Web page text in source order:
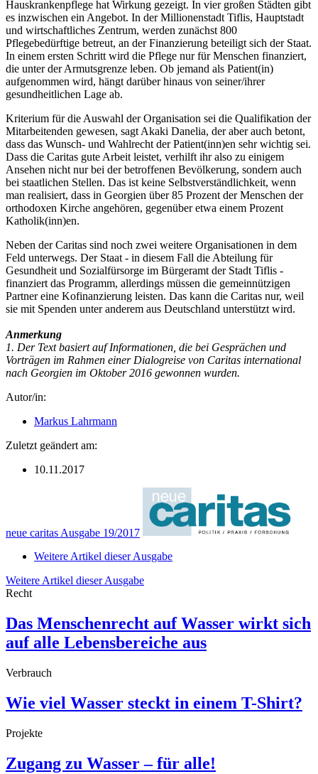
Hauskrankenpflege hat Wirkung gezeigt. In vier großen Städten gibt
es inzwischen ein Angebot. In der Millionenstadt Tiflis, Hauptstadt
und wirtschaftliches Zentrum, werden zunächst 800
Pflegebedürftige betreut, an der Finanzierung beteiligt sich der Staat.
In einem ersten Schritt wird die Pflege nur für Menschen finanziert,
die unter der Armutsgrenze leben. Ob jemand als Patient(in)
aufgenommen wird, hängt darüber hinaus von seiner/ihrer
gesundheitlichen Lage ab.
Kriterium für die Auswahl der Organisation sei die Qualifikation der
Mitarbeitenden gewesen, sagt Akaki Danelia, der aber auch betont,
dass das Wunsch- und Wahlrecht der Patient(inn)en sehr wichtig sei.
Dass die Caritas gute Arbeit leistet, verhilft ihr also zu einigem
Ansehen nicht nur bei der betroffenen Bevölkerung, sondern auch
bei staatlichen Stellen. Das ist keine Selbstverständlichkeit, wenn
man realisiert, dass in Georgien über 85 Prozent der Menschen der
orthodoxen Kirche angehören, gegenüber etwa einem Prozent
Katholik(inn)en.
Neben der Caritas sind noch zwei weitere Organisationen in dem
Feld unterwegs. Der Staat - in diesem Fall die Abteilung für
Gesundheit und Sozialfürsorge im Bürgeramt der Stadt Tiflis -
finanziert das Programm, allerdings müssen die gemeinnützigen
Partner eine Kofinanzierung leisten. Das kann die Caritas nur, weil
sie mit Spenden unter anderem aus Deutschland unterstützt wird.
Anmerkung
1. Der Text basiert auf Informationen, die bei Gesprächen und
Vorträgen im Rahmen einer Dialogreise von Caritas interna­tional
nach Georgien im Oktober 2016 gewonnen wurden.
Autor/in:
Markus Lahrmann
Zuletzt geändert am:
10.11.2017
neue caritas Ausgabe 19/2017
Weitere Artikel dieser Ausgabe
Weitere Artikel dieser Ausgabe
Recht
Das Menschenrecht auf Wasser wirkt sich
auf alle Lebensbereiche aus
Verbrauch
Wie viel Wasser steckt in einem T-Shirt?
Projekte
Zugang zu Wasser – für alle!